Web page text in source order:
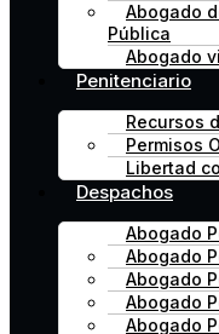
Abogado
Pública
Abogado
Penitenciario
Recursos
Permisos
Libertad
Despachos
Abogado
Abogado
Abogado
Abogado
Abogado